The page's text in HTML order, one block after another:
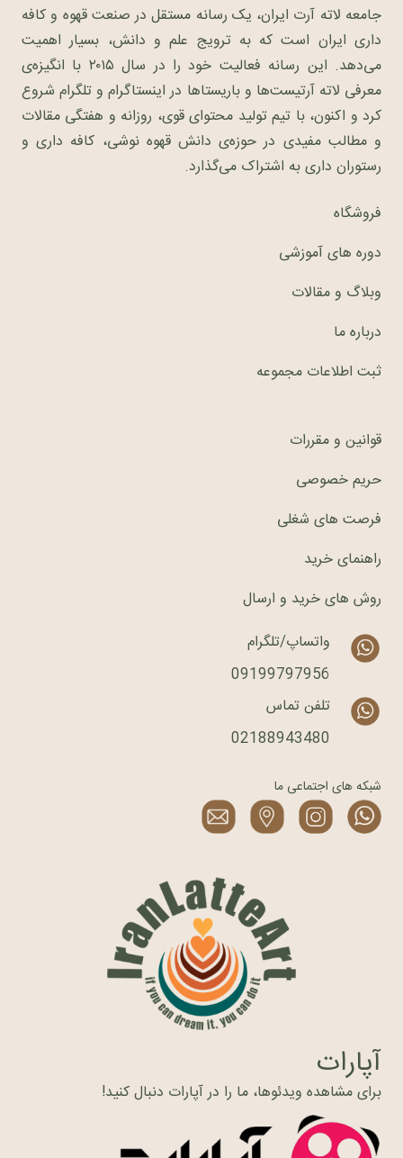
جامعه لاته آرت ایران، یک رسانه مستقل در صنعت قهوه و کافه
داری ایران است که به ترویج علم و دانش، بسیار اهمیت
می‌دهد. این رسانه فعالیت خود را در سال ۲۰۱۵ با انگیزه‌ی
معرفی لاته آرتیست‌ها و باریستاها در اینستاگرام و تلگرام شروع
کرد و اکنون، با تیم تولید محتوای قوی، روزانه و هفتگی مقالات
و مطالب مفیدی در حوزه‌ی دانش قهوه نوشی، کافه داری و
رستوران داری به اشتراک می‌گذارد.
فروشگاه
دوره های آموزشی
وبلاگ و مقالات
درباره ما
ثبت اطلاعات مجموعه
قوانین و مقررات
حریم خصوصی
فرصت های شغلی
راهنمای خرید
روش های خرید و ارسال
واتساپ/تلگرام
09199797956
تلفن تماس
02188943480
شبکه های اجتماعی ما
آپارات
برای مشاهده ویدئوها، ما را در آپارات دنبال کنید!